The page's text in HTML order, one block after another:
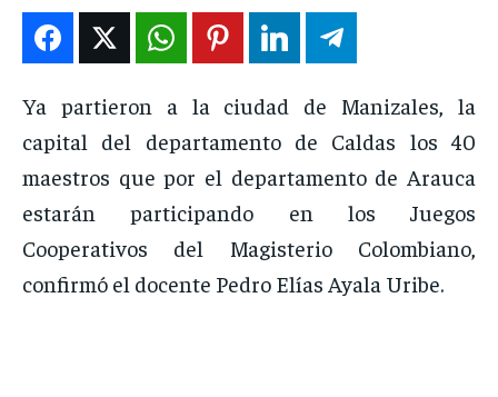
ENTRETENIMIENTO
NOSOTROS
INSTITUCIONAL
PUATE CON NOSOTROS
ENTRETENIMIENTO
NOSOTROS
INSTITUCIONAL
PUATE CON NOSOTROS
ENTRETENIMIENTO
NOSOTROS
INSTITUCIONAL
PUATE CON NOSOTROS
ENTRETENIMIENTO
NOSOTROS
INSTITUCIONAL
PUATE CON NOSOTROS
Ya partieron a la ciudad de Manizales, la
capital del departamento de Caldas los 40
maestros que por el departamento de Arauca
estarán participando en los Juegos
Cooperativos del Magisterio Colombiano,
confirmó el docente Pedro Elías Ayala Uribe.